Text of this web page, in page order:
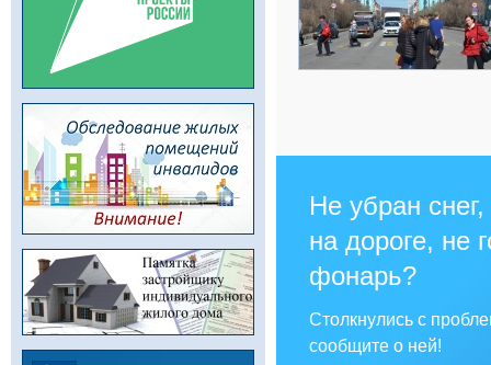
Не убран
на дороге, не
фонарь?
Столкнулись с
сообщите о ней!